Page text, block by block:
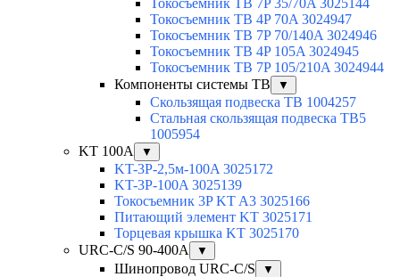
Токосъемник TB 4P 70A 3024947
Токосъемник TB 7P 70/140A 3024946
Токосъемник TB 4P 105A 3024945
Токосъемник TB 7P 105/210A 3024944
Компоненты системы TB
▼
Скользящая подвеска TB 1004257
Стальная скользящая подвеска TB5
1005954
KT 100А
▼
KT-3P-2,5м-100A 3025172
KT-3P-100A 3025139
Токосъемник 3P KT A3 3025166
Питающий элемент KT 3025171
Торцевая крышка KT 3025170
URC-C/S 90-400А
▼
Шинопровод URC-C/S ▼